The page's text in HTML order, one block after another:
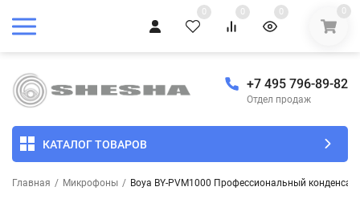
0 0 0 0
+7 495 796-89-82
Отдел продаж
КАТАЛОГ ТОВАРОВ
Главная / Микрофоны / Boya BY-PVM1000 Профессиональный